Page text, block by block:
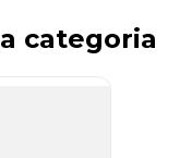
categoria